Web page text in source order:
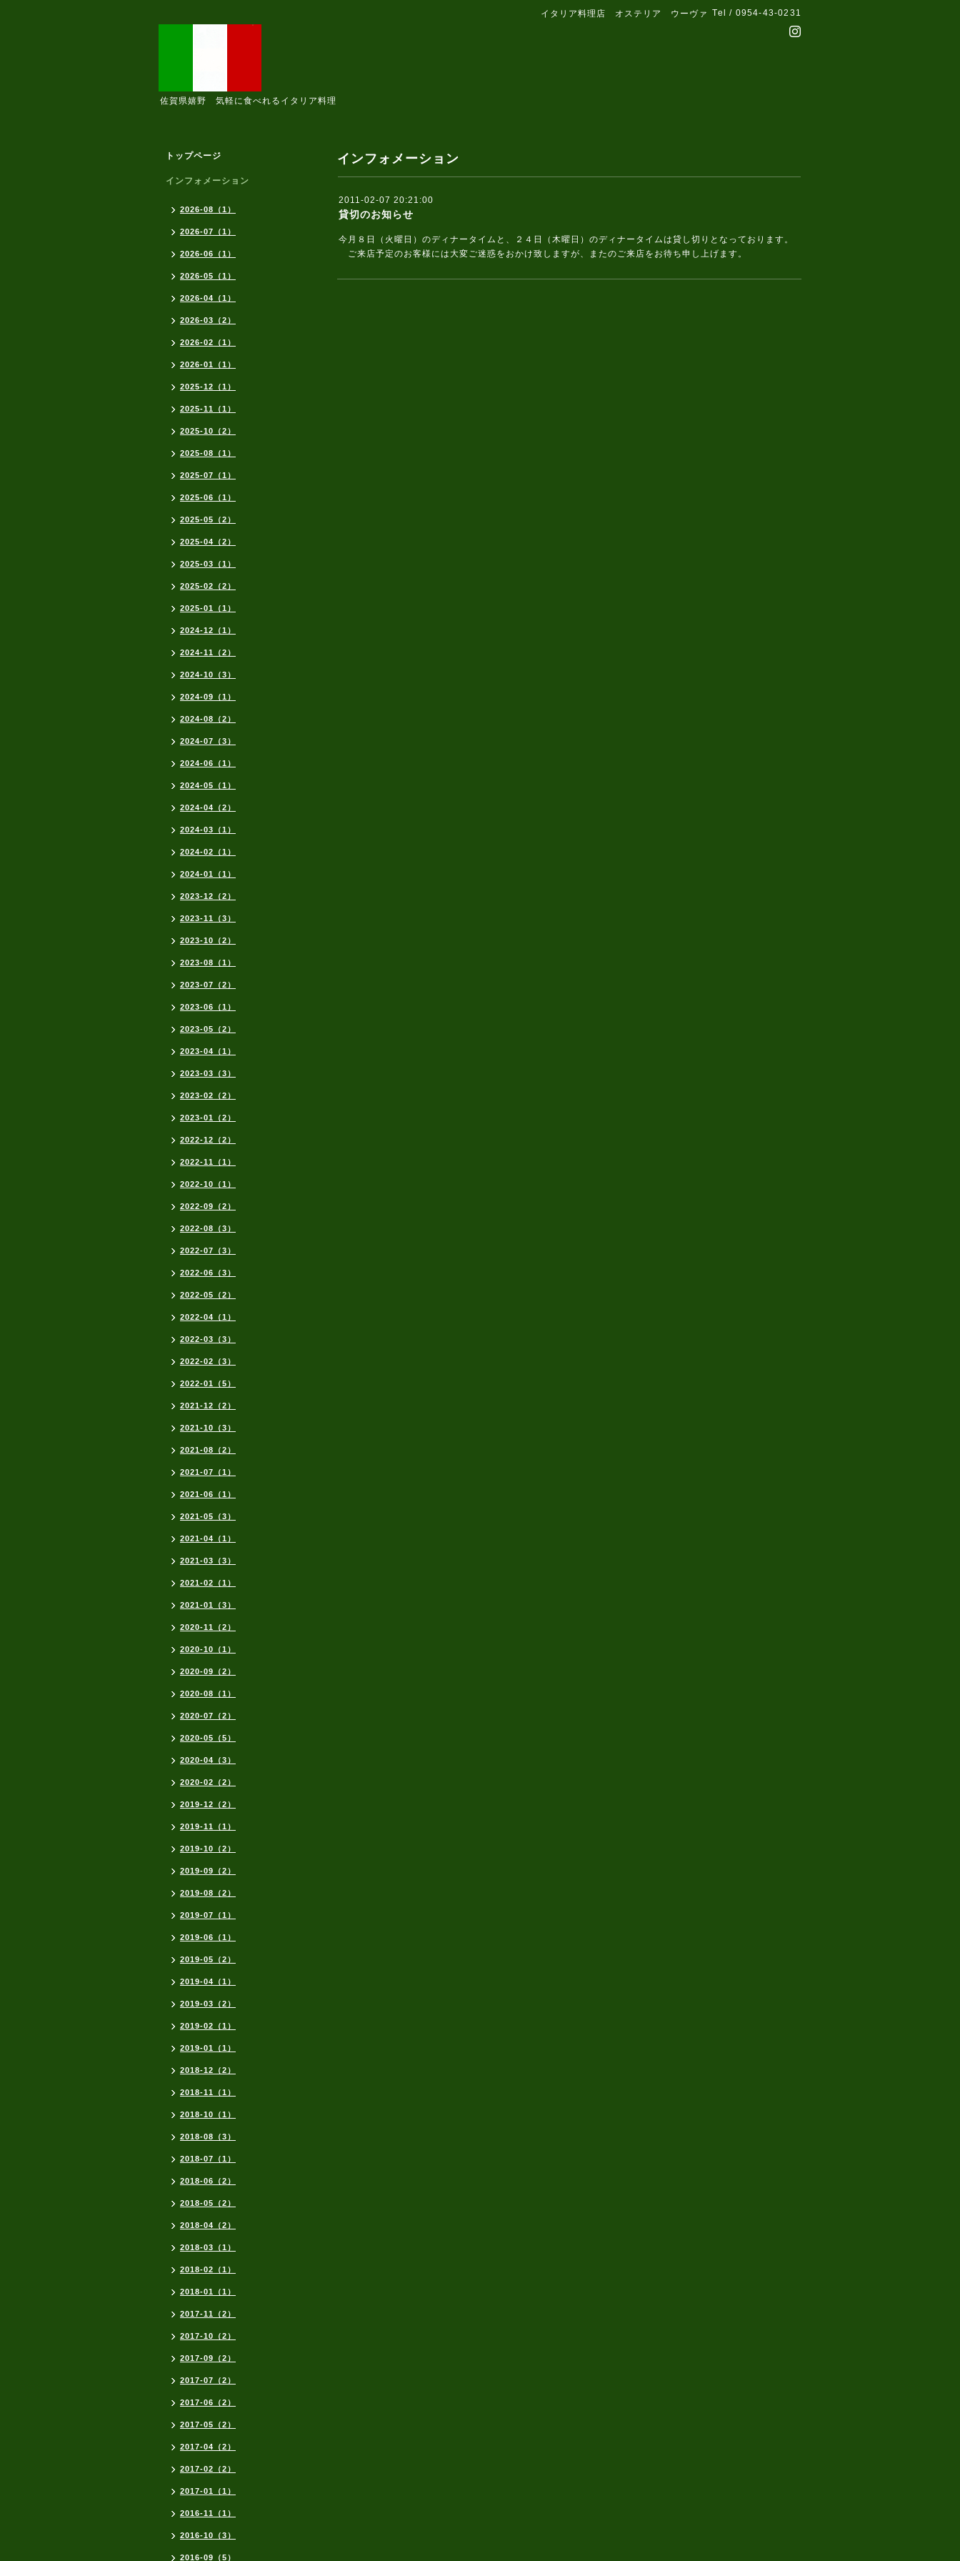
イタリア料理店 オステリア ウーヴァ Tel / 0954-43-0231
佐賀県嬉野 気軽に食べれるイタリア料理
インフォメーション
2011-02-07 20:21:00
貸切のお知らせ
今月８日（火曜日）のディナータイムと、２４日（木曜日）のディナータイムは貸し切りとなっております。
ご来店予定のお客様には大変ご迷惑をおかけ致しますが、またのご来店をお待ち申し上げます。
トップページ
インフォメーション
2026-08（1）
2026-07（1）
2026-06（1）
2026-05（1）
2026-04（1）
2026-03（2）
2026-02（1）
2026-01（1）
2025-12（1）
2025-11（1）
2025-10（2）
2025-08（1）
2025-07（1）
2025-06（1）
2025-05（2）
2025-04（2）
2025-03（1）
2025-02（2）
2025-01（1）
2024-12（1）
2024-11（2）
2024-10（3）
2024-09（1）
2024-08（2）
2024-07（3）
2024-06（1）
2024-05（1）
2024-04（2）
2024-03（1）
2024-02（1）
2024-01（1）
2023-12（2）
2023-11（3）
2023-10（2）
2023-08（1）
2023-07（2）
2023-06（1）
2023-05（2）
2023-04（1）
2023-03（3）
2023-02（2）
2023-01（2）
2022-12（2）
2022-11（1）
2022-10（1）
2022-09（2）
2022-08（3）
2022-07（3）
2022-06（3）
2022-05（2）
2022-04（1）
2022-03（3）
2022-02（3）
2022-01（5）
2021-12（2）
2021-10（3）
2021-08（2）
2021-07（1）
2021-06（1）
2021-05（3）
2021-04（1）
2021-03（3）
2021-02（1）
2021-01（3）
2020-11（2）
2020-10（1）
2020-09（2）
2020-08（1）
2020-07（2）
2020-05（5）
2020-04（3）
2020-02（2）
2019-12（2）
2019-11（1）
2019-10（2）
2019-09（2）
2019-08（2）
2019-07（1）
2019-06（1）
2019-05（2）
2019-04（1）
2019-03（2）
2019-02（1）
2019-01（1）
2018-12（2）
2018-11（1）
2018-10（1）
2018-08（3）
2018-07（1）
2018-06（2）
2018-05（2）
2018-04（2）
2018-03（1）
2018-02（1）
2018-01（1）
2017-11（2）
2017-10（2）
2017-09（2）
2017-07（2）
2017-06（2）
2017-05（2）
2017-04（2）
2017-02（2）
2017-01（1）
2016-11（1）
2016-10（3）
2016-09（5）